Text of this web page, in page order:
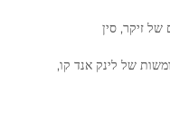
של זיקר, סין
של לינק אנד קו,